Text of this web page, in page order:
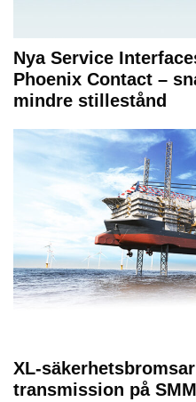
Nya Service
Phoenix Contact –
mindre stillestånd
XL-
transmission på